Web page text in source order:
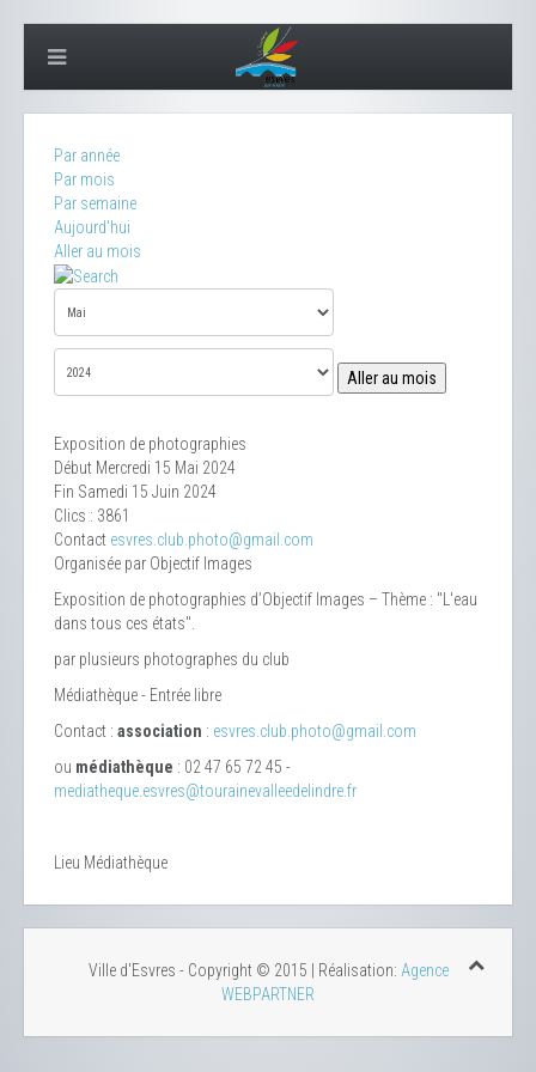
Par année
Par mois
Par semaine
Aujourd'hui
Aller au mois
Aller au mois
Exposition de photographies
Début Mercredi 15 Mai 2024
Fin Samedi 15 Juin 2024
Clics : 3861
Contact esvres.club.photo@gmail.com
Organisée par Objectif Images
Exposition de photographies d’Objectif Images – Thème : "L'eau
dans tous ces états".
par plusieurs photographes du club
Médiathèque - Entrée libre
Contact : association : esvres.club.photo@gmail.com
ou médiathèque : 02 47 65 72 45 -
mediatheque.esvres@tourainevalleedelindre.fr
Lieu Médiathèque
Ville d'Esvres - Copyright © 2015 | Réalisation: Agence
WEBPARTNER